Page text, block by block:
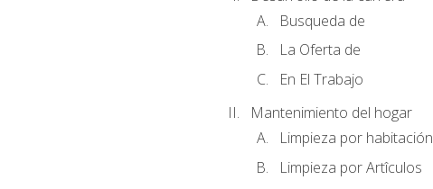
Busqueda de
La Oferta de
En El Trabajo
Mantenimiento del hogar
Limpieza por habitación
Limpieza por Artîculos